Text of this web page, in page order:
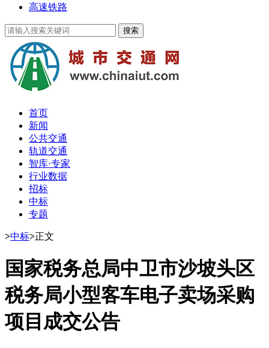
高速铁路
首页
新闻
公共交通
轨道交通
智库·专家
行业数据
招标
中标
专题
>中标>正文
国家税务总局中卫市沙坡头区
税务局小型客车电子卖场采购
项目成交公告